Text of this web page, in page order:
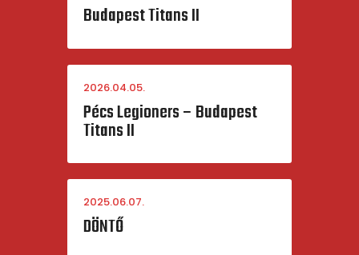
Budapest Titans II
2026.04.05.
Pécs Legioners – Budapest
Titans II
2025.06.07.
DÖNTŐ